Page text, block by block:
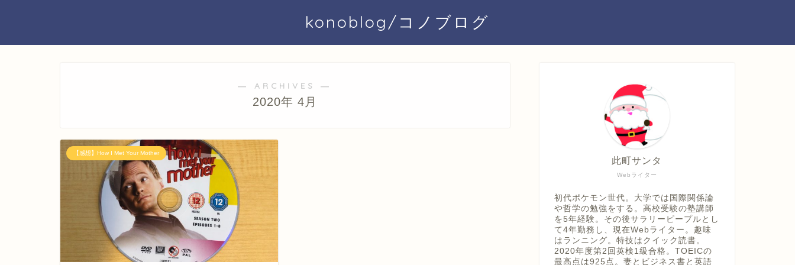
konoblog/コノブログ
― ARCHIVES ―
2020年 4月
【感想】How I Met Your Mother
Webライター
此町サンタ
初代ポケモン世代。大学では国際関係論
や哲学の勉強をする。高校受験の塾講師
を5年経験。その後サラリーピープルとし
て4年勤務し、現在Webライター。趣味
はランニング。特技はクイック読書。
2020年度第2回英検1級合格。TOEICの
最高点は925点。妻とビジネス書と英語